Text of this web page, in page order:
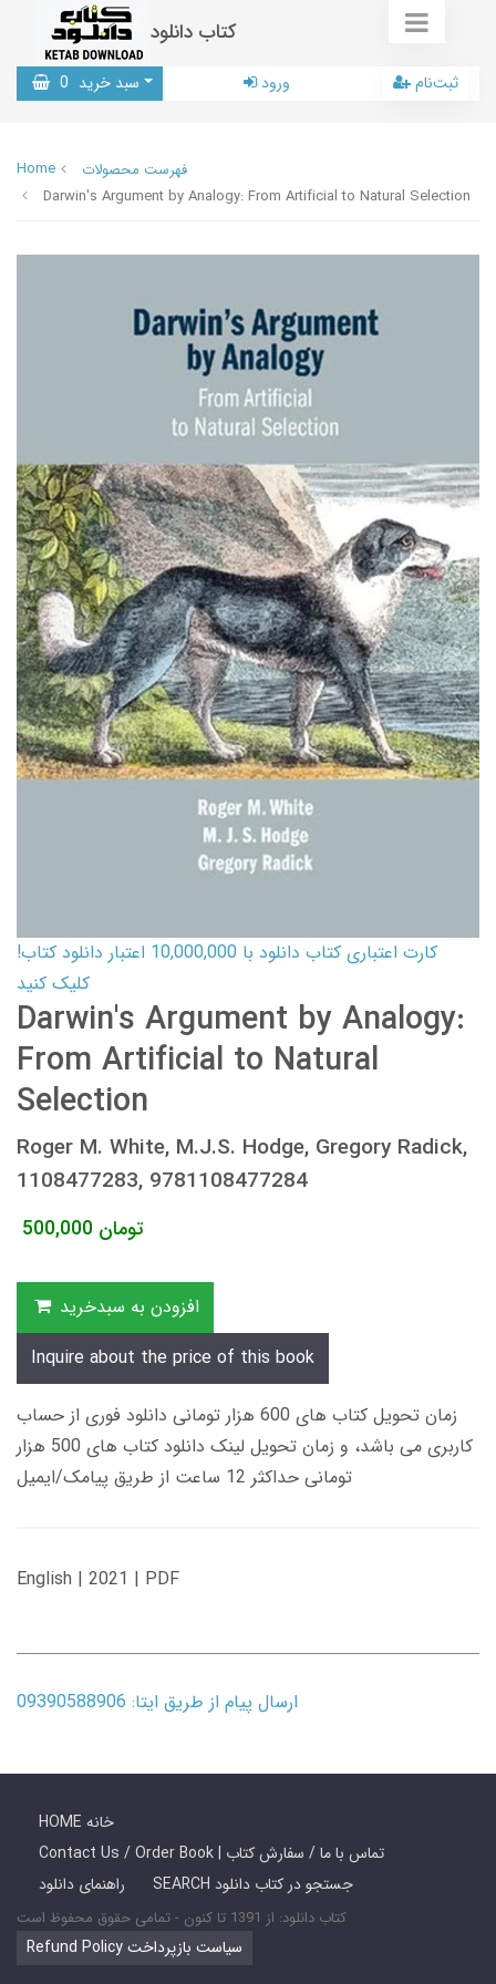
کتاب دانلود
سبد خرید 0 ورود ثبت‌نام
Home
فهرست محصولات
Darwin's Argument by Analogy: From Artificial to Natural Selection
کارت اعتباری کتاب دانلود با 10,000,000 اعتبار دانلود کتاب!
کلیک کنید
Darwin's Argument by Analogy:
From Artificial to Natural
Selection
Roger M. White, M.J.S. Hodge, Gregory Radick,
1108477283, 9781108477284
500,000 تومان
افزودن به سبدخرید
Inquire about the price of this book
زمان تحویل کتاب های 600 هزار تومانی دانلود فوری از حساب
کاربری می باشد، و زمان تحویل لینک دانلود کتاب های 500 هزار
تومانی حداکثر 12 ساعت از طریق پیامک/ایمیل
English | 2021 | PDF
ارسال پیام از طریق ایتا: 09390588906
HOME خانه
Contact Us / Order Book | تماس با ما / سفارش کتاب
راهنمای دانلود
SEARCH جستجو در کتاب دانلود
کتاب دانلود: از 1391 تا کنون - تمامی حقوق محفوظ است
Refund Policy سیاست بازپرداخت